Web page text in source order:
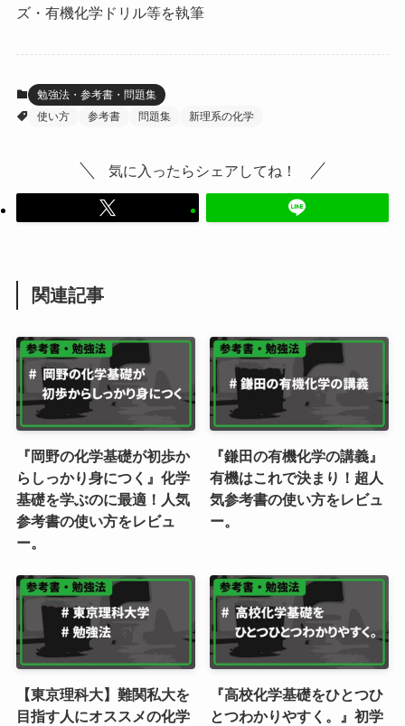
ズ・有機化学ドリル等を執筆
勉強法・参考書・問題集
使い方
参考書 問題集 新理系の化学
気に入ったらシェアしてね！
関連記事
『岡野の化学基礎が初歩か
らしっかり身につく』化学
基礎を学ぶのに最適！人気
参考書の使い方をレビュ
ー。
『鎌田の有機化学の講義』
有機はこれで決まり！超人
気参考書の使い方をレビュ
ー。
【東京理科大】難関私大を
目指す人にオススメの化学
『高校化学基礎をひとつひ
とつわかりやすく。』初学